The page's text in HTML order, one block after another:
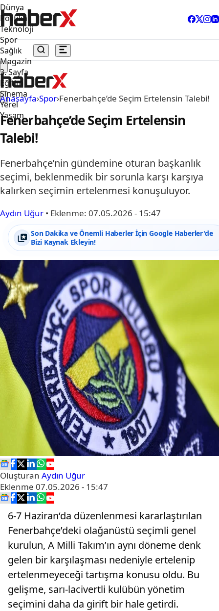
Dünya
Politika
Teknoloji
Spor
Sağlık
Magazin
3. Sayfa
Eğitim
Sinema
Yerel
Yaşam
Anasayfa›Spor›Fenerbahçe’de Seçim Ertelensin Talebi!
Fenerbahçe’de Seçim Ertelensin
Talebi!
Fenerbahçe’nin gündemine oturan başkanlık
seçimi, beklenmedik bir sorunla karşı karşıya
kalırken seçimin ertelenmesi konuşuluyor.
Aydın Uğur • Eklenme: 07.05.2026 - 15:47
Son Dakika ve Önemli Haberler İçin Google Haberler'de
Bizi Kaynak Ekleyin!
Oluşturan Aydın Uğur
Eklenme 07.05.2026 - 15:47
6-7 Haziran‘da düzenlenmesi kararlaştırılan
Fenerbahçe’deki olağanüstü seçimli genel
kurulun, A Milli Takım’ın aynı döneme denk
gelen bir karşılaşması nedeniyle ertelenip
ertelenmeyeceği tartışma konusu oldu. Bu
gelişme, sarı-lacivertli kulübün yönetim
seçimini daha da girift bir hale getirdi.